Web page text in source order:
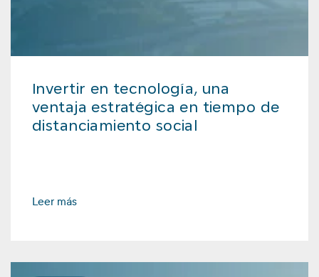
Invertir en tecnología, una
ventaja estratégica en tiempo de
distanciamiento social
Leer más